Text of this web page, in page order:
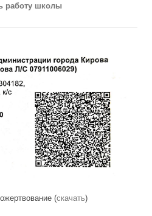
работу школы
(скачать)